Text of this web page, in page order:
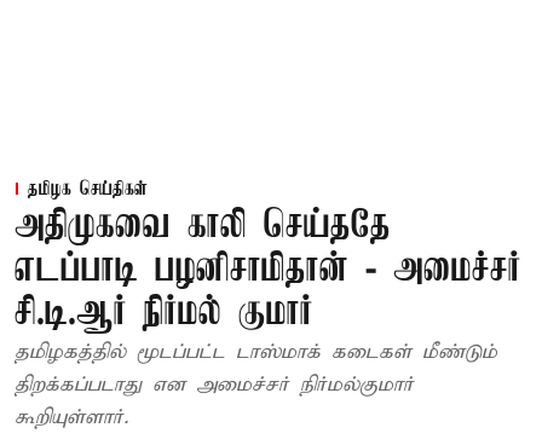
தமிழக செய்திகள்
அதிமுகவை காலி செய்ததே
எடப்பாடி பழனிசாமிதான் - அமைச்சர்
சி.டி.ஆர் நிர்மல் குமார்
தமிழகத்தில் மூடப்பட்ட டாஸ்மாக் கடைகள் மீண்டும்
திறக்கப்படாது என அமைச்சர் நிர்மல்குமார்
கூறியுள்ளார்.